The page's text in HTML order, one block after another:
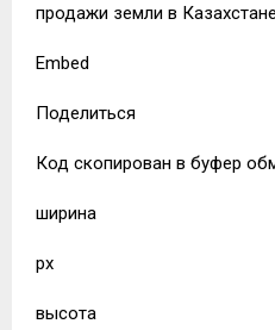
продажи земли в
Embed
Поделиться
Код скопирован в буфер
ширина
px
высота